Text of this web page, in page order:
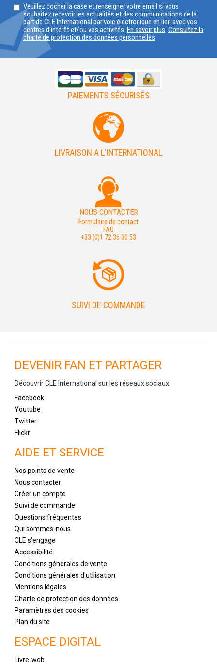
VOTRE
PAYS
Veuillez cocher la case et renseigner votre email si vous
souhaitez recevoir les actualités et des communications de la
part de CLE International par voie électronique en lien avec vos
centres d'intérêt et/ou vos activités. En savoir plus Consultez la
charte de protection des données personnelles
PAIEMENTS SÉCURISÉS
LIVRAISON A L'INTERNATIONAL
NOUS CONTACTER
Formulaire de contact
FAQ
+33 (0)1 72 36 30 53
SUIVI DE COMMANDE
DEVENIR FAN ET PARTAGER
Découvrir CLE International sur les réseaux sociaux.
Facebook
Youtube
Twitter
Flickr
AIDE ET SERVICE
Nos points de vente
Nous contacter
Créer un compte
Suivi de commande
Questions fréquentes
Qui sommes-nous
CLE s'engage
Accessibilité
Conditions générales de vente
Conditions générales d'utilisation
Mentions légales
Charte de protection des données
Paramètres des cookies
Plan du site
ESPACE DIGITAL
Livre-web